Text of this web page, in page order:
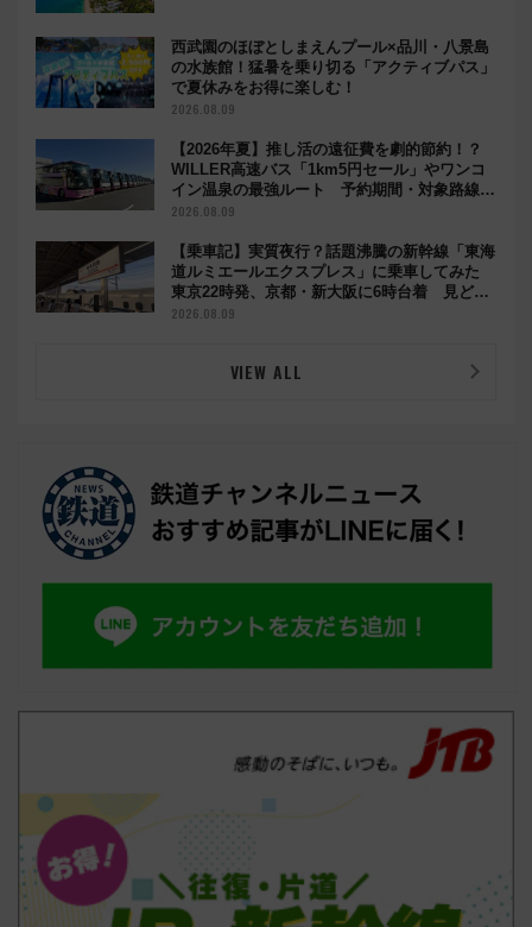
西武園のほぼとしまえんプール×品川・八景島
の水族館！猛暑を乗り切る「アクティブパス」
で夏休みをお得に楽しむ！
2026.08.09
【2026年夏】推し活の遠征費を劇的節約！？
WILLER高速バス「1km5円セール」やワンコ
イン温泉の最強ルート 予約期間・対象路線ま
とめ
2026.08.09
【乗車記】実質夜行？話題沸騰の新幹線「東海
道ルミエールエクスプレス」に乗車してみた
東京22時発、京都・新大阪に6時台着 見どこ
ろは岐阜羽島の素晴らし過ぎる朝
2026.08.09
VIEW ALL